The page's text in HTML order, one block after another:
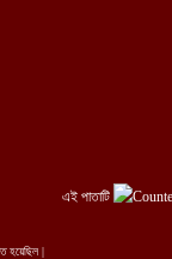
এই পাতাটি
হয়েছিল |